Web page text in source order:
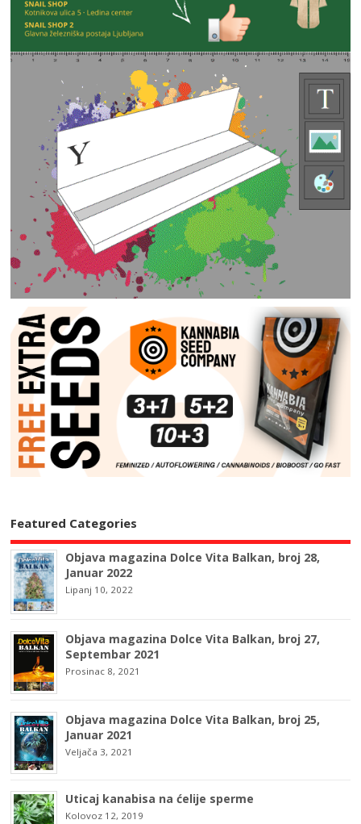
Featured Categories
Objava magazina Dolce Vita Balkan, broj 28,
Januar 2022
Lipanj 10, 2022
Objava magazina Dolce Vita Balkan, broj 27,
Septembar 2021
Prosinac 8, 2021
Objava magazina Dolce Vita Balkan, broj 25,
Januar 2021
Veljača 3, 2021
Uticaj kanabisa na ćelije sperme
Kolovoz 12, 2019